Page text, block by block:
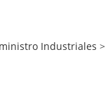
Industriales >